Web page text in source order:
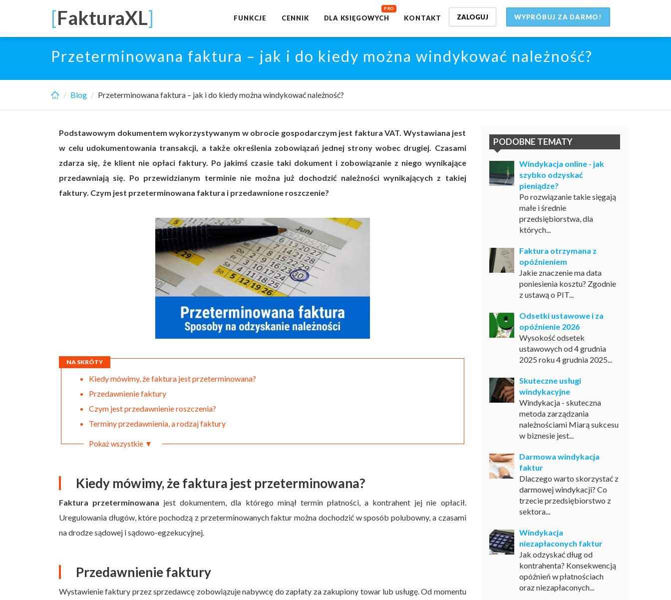
main
[FakturaXL] WYPRÓBUJ ZA DARMO!
ZALOGUJ
FUNKCJE CENNIK DLA KSIĘGOWYCH KONTAKT
Przeterminowana faktura – jak i do kiedy można windykować należność?
Blog Przeterminowana faktura – jak i do kiedy można windykować należność?
Podstawowym dokumentem wykorzystywanym w obrocie gospodarczym jest faktura VAT. Wystawiana jest
w celu udokumentowania transakcji, a także określenia zobowiązań jednej strony wobec drugiej. Czasami
zdarza się, że klient nie opłaci faktury. Po jakimś czasie taki dokument i zobowiązanie z niego wynikające
przedawniają się. Po przewidzianym terminie nie można już dochodzić należności wynikających z takiej
faktury. Czym jest przeterminowana faktura i przedawnione roszczenie?
NA SKRÓTY
Kiedy mówimy, że faktura jest przeterminowana?
Przedawnienie faktury
Czym jest przedawnienie roszczenia?
Terminy przedawnienia, a rodzaj faktury
Pokaż wszystkie ▼
Kiedy mówimy, że faktura jest przeterminowana?
Faktura przeterminowana jest dokumentem, dla którego minął termin płatności, a kontrahent jej nie opłacił.
Uregulowania długów, które pochodzą z przeterminowanych faktur można dochodzić w sposób polubowny, a czasami
na drodze sądowej i sądowo-egzekucyjnej.
Przedawnienie faktury
Wystawienie faktury przez sprzedawcę zobowiązuje nabywcę do zapłaty za zakupiony towar lub usługę. Od momentu
PODOBNE TEMATY
Windykacja online - jak
szybko odzyskać
pieniądze?
Po rozwiązanie takie sięgają
małe i średnie
przedsiębiorstwa, dla
których...
Faktura otrzymana z
opóźnieniem
Jakie znaczenie ma data
poniesienia kosztu? Zgodnie
z ustawą o PIT...
Odsetki ustawowe i za
opóźnienie 2026
Wysokość odsetek
ustawowych od 4 grudnia
2025 roku 4 grudnia 2025...
Skuteczne usługi
windykacyjne
Windykacja - skuteczna
metoda zarządzania
należnościami Miarą sukcesu
w biznesie jest...
Darmowa windykacja
faktur
Dlaczego warto skorzystać z
darmowej windykacji? Co
trzecie przedsiębiorstwo z
sektora...
Windykacja
niezapłaconych faktur
Jak odzyskać dług od
kontrahenta? Konsekwencją
opóźnień w płatnościach
oraz niezapłaconych...